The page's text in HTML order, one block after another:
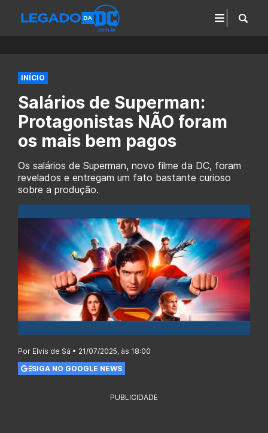
INÍCIO
Salários de Superman:
Protagonistas NÃO foram
os mais bem pagos
Os salários de Superman, novo filme da DC, foram
revelados e entregam um fato bastante curioso
sobre a produção.
Por Elvis de Sá • 21/07/2025, às 18:00
SIGA NO GOOGLE NEWS
PUBLICIDADE